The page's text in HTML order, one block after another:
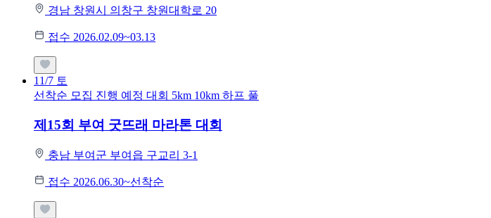
경남 창원시 의창구 창원대학로 20
접수 2026.02.09~03.13
11/7 토
선착순 모집 진행 예정 대회 5km 10km 하프 풀
제15회 부여 굿뜨래 마라톤 대회
충남 부여군 부여읍 구교리 3-1
접수 2026.06.30~선착순